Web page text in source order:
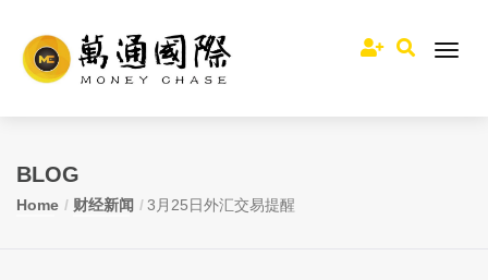
BLOG
Home 财经新闻 3月25日外汇交易提醒